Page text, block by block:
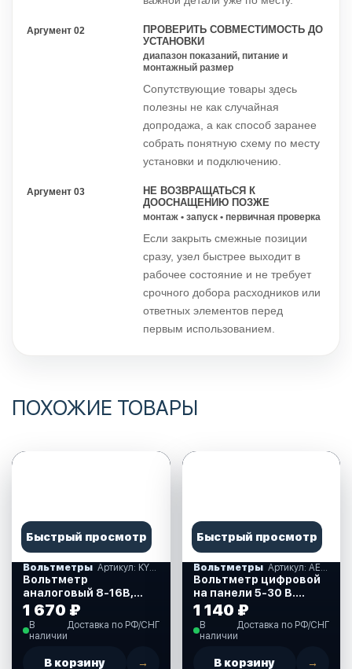
Аргумент 02
ПРОВЕРИТЬ СОВМЕСТИМОСТЬ ДО
УСТАНОВКИ
диапазон показаний, питание и
монтажный размер
Сопутствующие товары здесь
полезны не как случайная
допродажа, а как способ заранее
собрать понятную схему по месту
установки и подключению.
Аргумент 03
НЕ ВОЗВРАЩАТЬСЯ К
ДООСНАЩЕНИЮ ПОЗЖЕ
монтаж • запуск • первичная проверка
Если закрыть смежные позиции
сразу, узел быстрее выходит в
рабочее состояние и не требует
срочного добора расходников или
ответных элементов перед
первым использованием.
ПОХОЖИЕ ТОВАРЫ
Быстрый просмотр
Вольтметры
Вольтметр
аналоговый 8-16В,
белый циферблат
нержавеющий ободок,
д.52 мм. (KY13100)
1 670 ₽
В
наличии
Доставка по РФ/СНГ
В корзину →
Быстрый просмотр
Вольтметры
Вольтметр цифровой
на панели 5-30 B.
(AES1118SV110)
1 140 ₽
В
наличии
Доставка по РФ/СНГ
В корзину →